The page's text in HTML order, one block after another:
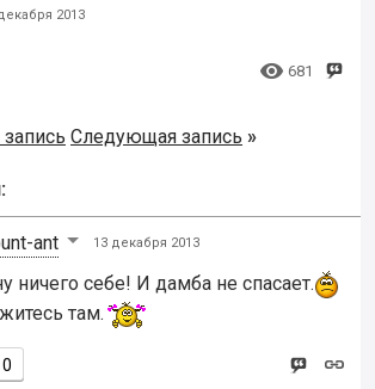
2013
 681
Следующая запись »
ant 13 декабря 2013
ничего себе! И дамба не спасает.
там.
0